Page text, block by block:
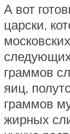
А вот
царски,
граммов
яиц,
граммов
жирных